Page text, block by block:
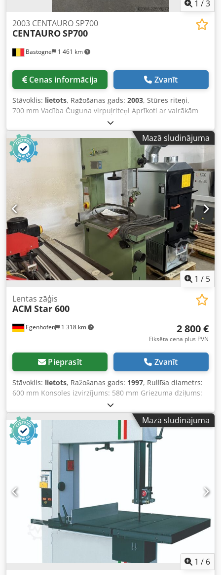
1 /3
Bastogne 1 461 km
2003 CENTAURO SP700
CENTAUROSP700
Cenas informācija Zvanīt
Stāvoklis: lietots, Ražošanas gads: 2003, Stūres riteņi,
700 mm Vadība Čuguna virpuļriteņi Aprīkoti ar vairākām
lāpstiņām Codpfxjzr R Duo Agyorf 380 V
Mazā sludinājuma
1 / 5
Egenhofen 1 318 km
Lentas zāģis
ACM Star 600
2 800 €
Fiksēta cena plus PVN
Pieprasīt Zvanīt
Stāvoklis: lietots, Ražošanas gads: 1997, Rullīša diametrs:
600 mm Konsoles izvirzījums: 580 mm Griezuma dziļums:
Darba virsma grozāma: jā Lentas ātrums: Motora jauda:
2,2 kW Motora bremze: jā / automātiska Putekļu
atvadīšanas pieslēgums: 100 mm un 120 mm Iekārtas
garums: 1150 mm Iekārtas platums: 850 mm Cjdpfx
Aszqyxfsgyerf Iekārtas augstums: 2100 mm Svars: 200 kg
Mazā sludinājuma
1 / 6